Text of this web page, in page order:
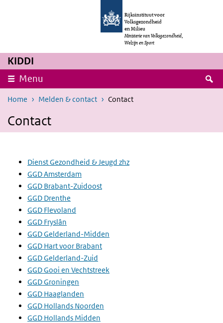
Overslaan en naar de inhoud gaan
Rijksinstituut voor
Volksgezondheid
en Milieu
Ministerie van Volksgezondheid,
Welzijn en Sport
KIDDI
Menu
Home Melden & contact Contact
Contact
Dienst Gezondheid & Jeugd zhz
GGD Amsterdam
GGD Brabant-Zuidoost
GGD Drenthe
GGD Flevoland
GGD Fryslân
GGD Gelderland-Midden
GGD Hart voor Brabant
GGD Gelderland-Zuid
GGD Gooi en Vechtstreek
GGD Groningen
GGD Haaglanden
GGD Hollands Noorden
GGD Hollands Midden